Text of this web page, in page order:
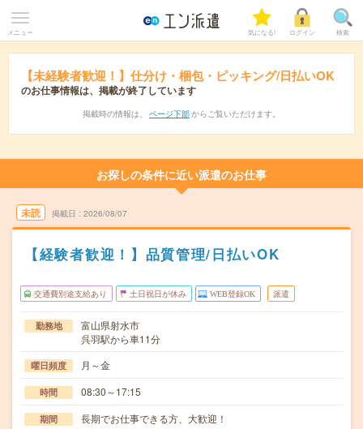
メニュー 気になる! ログイン 検索
【未経験者歓迎！】仕分け・梱包・ピッキング/日払いOK
のお仕事情報は、掲載が終了しています
掲載時の情報は、 ページ下部 からご覧いただけます。
お探しの条件に近い派遣のお仕事
未読 掲載日 2026/08/07
【経験者歓迎！】品質管理/日払いOK
交通費別途支給あり 土日祝日が休み WEB登録OK 派遣
勤務地
富山県射水市
呉羽駅から車11分
曜日頻度 月～金
時間 08:30～17:15
期間 長期でお仕事できる方、大歓迎！